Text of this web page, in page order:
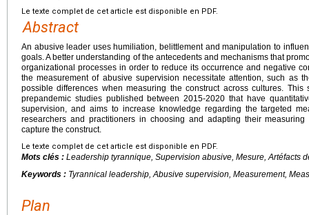
Le texte complet de cet article est disponible en PDF.
Abstract
An abusive leader uses humiliation, belittlement and manipulation to
goals. A better understanding of the antecedents and mechanisms that
organizational processes in order to reduce its occurrence and negative
the measurement of abusive supervision necessitate attention, such as
possible differences when measuring the construct across cultures. This
prepandemic studies published between 2015-2020 that have
supervision, and aims to increase knowledge regarding the targeted
researchers and practitioners in choosing and adapting their
capture the construct.
Le texte complet de cet article est disponible en PDF.
Mots clés : Leadership tyrannique, Supervision abusive, Mesure, Artéfacts
Keywords : Tyrannical leadership, Abusive supervision, Measurement,
Plan